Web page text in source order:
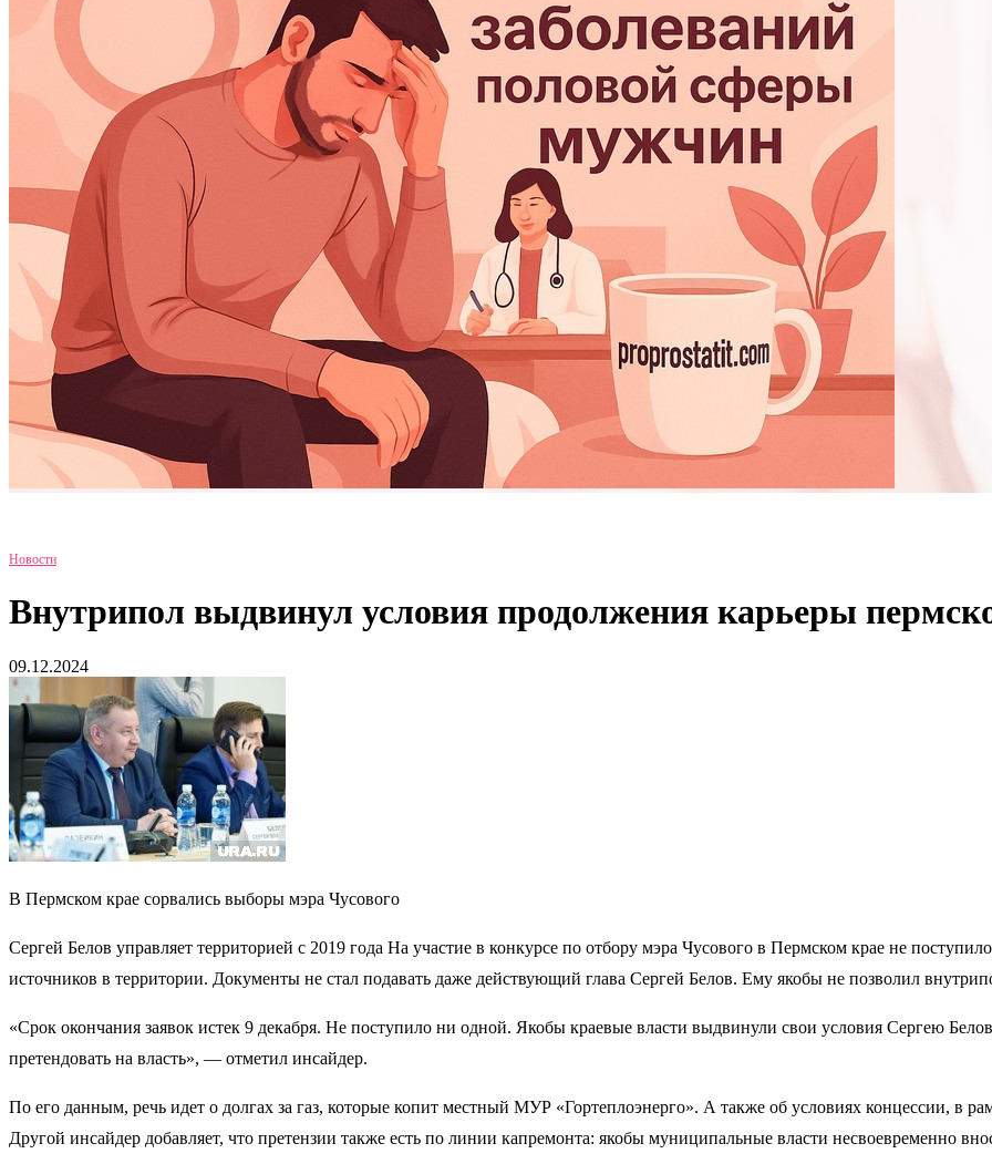
Новости
Внутрипол выдвинул условия продолжения карьеры
09.12.2024
В Пермском крае сорвались выборы мэра Чусового
Сергей Белов управляет территорией с 2019 года На участие в конкурсе по отбору мэра Чусового в Пермском крае не
источников в территории. Документы не стал подавать даже действующий глава Сергей Белов. Ему якобы не позволил
«Срок окончания заявок истек 9 декабря. Не поступило ни одной. Якобы краевые власти выдвинули свои условия Сергею
претендовать на власть», — отметил инсайдер.
По его данным, речь идет о долгах за газ, которые копит местный МУР «Гортеплоэнерго». А также об условиях концессии, в
Другой инсайдер добавляет, что претензии также есть по линии капремонта: якобы муниципальные власти несвоевременно